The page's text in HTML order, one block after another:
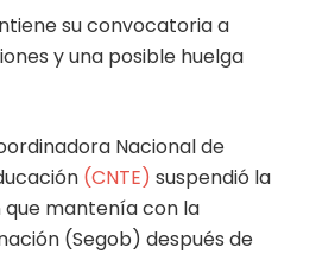
su convocatoria a
y una posible huelga
Nacional de
(CNTE) suspendió la
mantenía con la
(Segob) después de